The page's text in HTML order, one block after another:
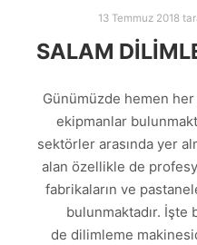
13 Temmuz 2018
SALAM
Günümüzde hemen her
ekipmanlar
sektörler arasında yer
alan özellikle de
fabrikaların ve
bulunmaktadır. İşte
de dilimleme